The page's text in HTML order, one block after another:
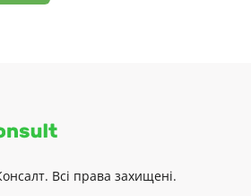
Всі права захищені.